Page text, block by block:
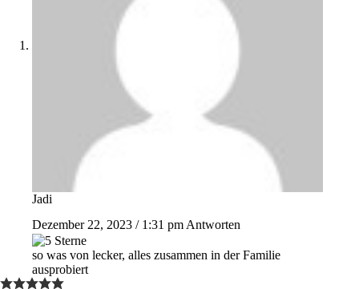
Jadi
Dezember 22, 2023 / 1:31 pm Antworten
so was von lecker, alles zusammen in der Familie
ausprobiert